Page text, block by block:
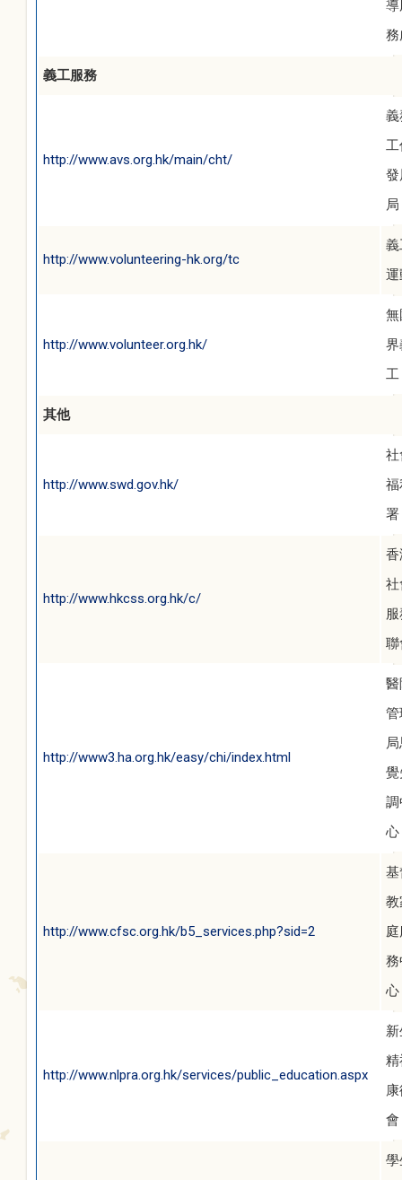
導
務
義工服務
http://www.avs.org.hk/main/cht/
義
工
發
局
http://www.volunteering-hk.org/tc
義
運
http://www.volunteer.org.hk/
無
界
工
其他
http://www.swd.gov.hk/
社
福
署
http://www.hkcss.org.hk/c/
香
社
聯
http://www3.ha.org.hk/easy/chi/index.html
醫
管
覺
調
心
http://www.cfsc.org.hk/b5_services.php?sid=2
基
教
務
心
http://www.nlpra.org.hk/services/public_education.aspx
精
會
學